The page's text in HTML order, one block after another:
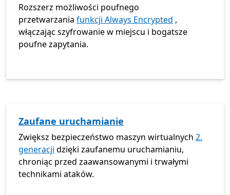
Rozszerz możliwości poufnego
przetwarzania funkcji Always Encrypted ,
włączając szyfrowanie w miejscu i bogatsze
poufne zapytania.
Zaufane uruchamianie
Zwiększ bezpieczeństwo maszyn wirtualnych 2.
generacji dzięki zaufanemu uruchamianiu,
chroniąc przed zaawansowanymi i trwałymi
technikami ataków.